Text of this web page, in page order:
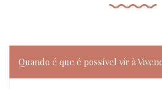
Quando é que é possível vir à